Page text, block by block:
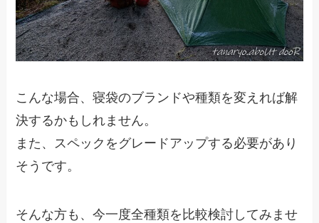
こんな場合、寝袋のブランドや種類を変えれば解
決するかもしれません。
また、スペックをグレードアップする必要があり
そうです。
そんな方も、今一度全種類を比較検討してみませ